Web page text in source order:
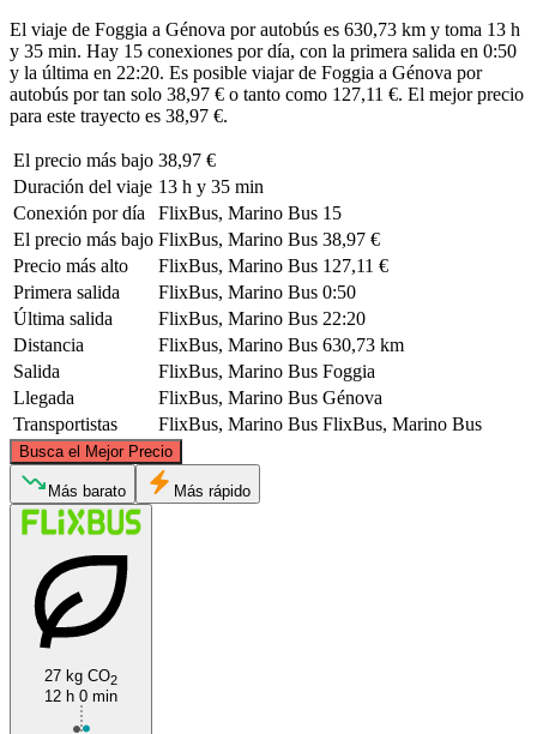
El viaje de Foggia a Génova por autobús es 630,73 km y toma 13 h
y 35 min. Hay 15 conexiones por día, con la primera salida en 0:50
y la última en 22:20. Es posible viajar de Foggia a Génova por
autobús por tan solo 38,97 € o tanto como 127,11 €. El mejor precio
para este trayecto es 38,97 €.
El precio más bajo 38,97 €
Duración del viaje 13 h y 35 min
Conexión por día
FlixBus, Marino Bus 15
El precio más bajo FlixBus, Marino Bus 38,97 €
Precio más alto
FlixBus, Marino Bus 127,11 €
Primera salida
FlixBus, Marino Bus 0:50
Última salida
FlixBus, Marino Bus 22:20
Distancia
FlixBus, Marino Bus 630,73 km
Salida
FlixBus, Marino Bus Foggia
Llegada
FlixBus, Marino Bus Génova
Transportistas
FlixBus, Marino Bus FlixBus, Marino Bus
Busca el Mejor Precio
Genoa
© CARTO, ©OpenStreetMapcontributors
Más barato Más rápido
27 kg CO2
12 h 0 min